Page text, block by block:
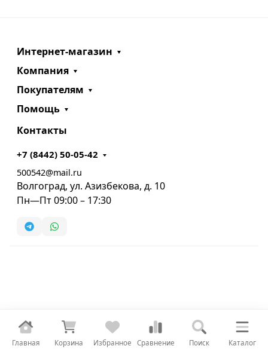
Главная Корзина Избранное Сравнение Поиск Каталог
Интернет-магазин
Компания
Покупателям
Помощь
Контакты
+7 (8442) 50-05-42
500542@mail.ru
Волгоград, ул. Азизбекова, д. 10
Пн—Пт 09:00 – 17:30